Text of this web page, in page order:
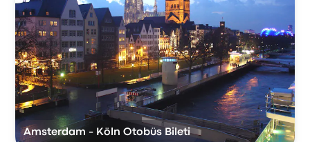
Amsterdam - Köln Otobüs Bileti